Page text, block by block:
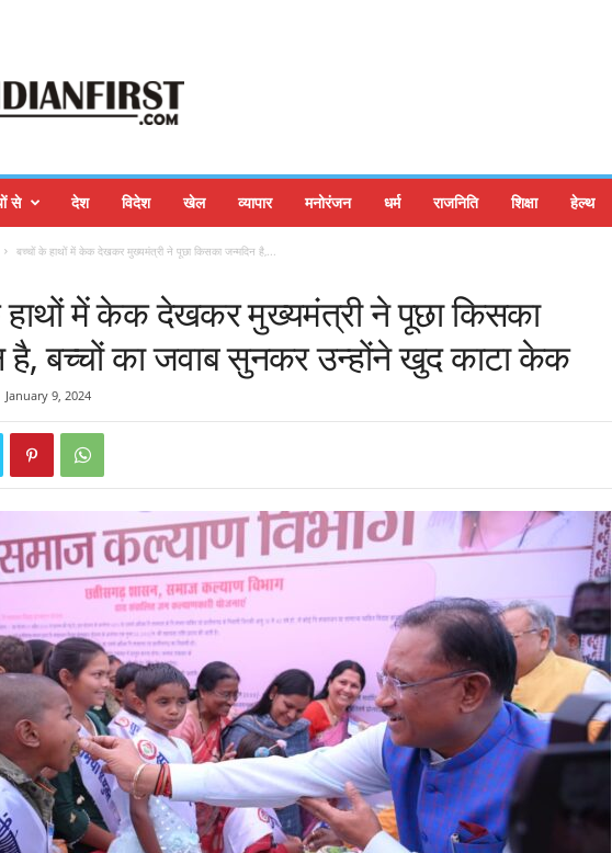
से देश विदेश खेल व्यापार मनोरंजन धर्म राजनिति शिक्षा हेल्थ
बच्चों के हाथों में केक देखकर मुख्यमंत्री ने पूछा किसका जन्मदिन है,...
हाथों में केक देखकर मुख्यमंत्री ने पूछा किसका
है, बच्चों का जवाब सुनकर उन्होंने खुद काटा केक
January 9, 2024